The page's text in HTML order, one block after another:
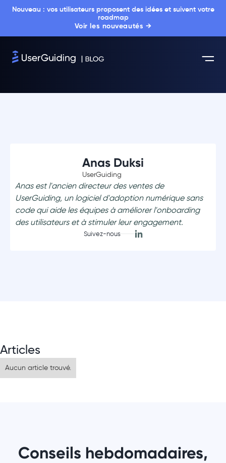
Nouveau : vos utilisateurs proposent des idées et suivent votre
roadmap
Voir les nouveautés →
Anas Duksi
UserGuiding
Anas est l'ancien directeur des ventes de
UserGuiding, un logiciel d'adoption numérique sans
code qui aide les équipes à améliorer l'onboarding
des utilisateurs et à stimuler leur engagement.
Suivez-nous
Articles
Aucun article trouvé.
Conseils hebdomadaires,